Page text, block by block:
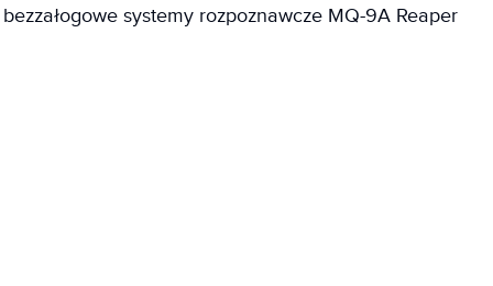
systemy rozpoznawcze MQ-9A Reaper